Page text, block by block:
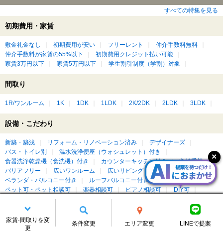
家賃·間取りを変
更
条件変更 エリア変更 LINEで提案
すべての特集を見る
初期費用・家賃
敷金礼金なし 初期費用が安い フリーレント
仲介手数料無料
仲介手数料が家賃の55%以下
初期費用クレジット払い可能
家賃3万円以下
家賃5万円以下 学生割引制度（学割）対象
間取り
1R/ワンルーム 1K 1DK 1LDK 2K/2DK 2LDK 3LDK
設備・こだわり
新築・築浅 リフォーム・リノベーション済み
デザイナーズ
バス・トイレ別
温水洗浄便座（ウォシュレット）付き
食器洗浄乾燥機（食洗機）付き
カウンターキッチン付き
収納重視
バリアフリー
広いワンルーム
広いリビング・ダイニングがある
ベランダ・バルコニー付き
ルーフバルコニー付き
屋上付き
ペット可・ペット相談可
楽器相談可 ピアノ相談可 DIY可